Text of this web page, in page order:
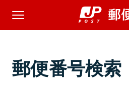
郵便番号検索